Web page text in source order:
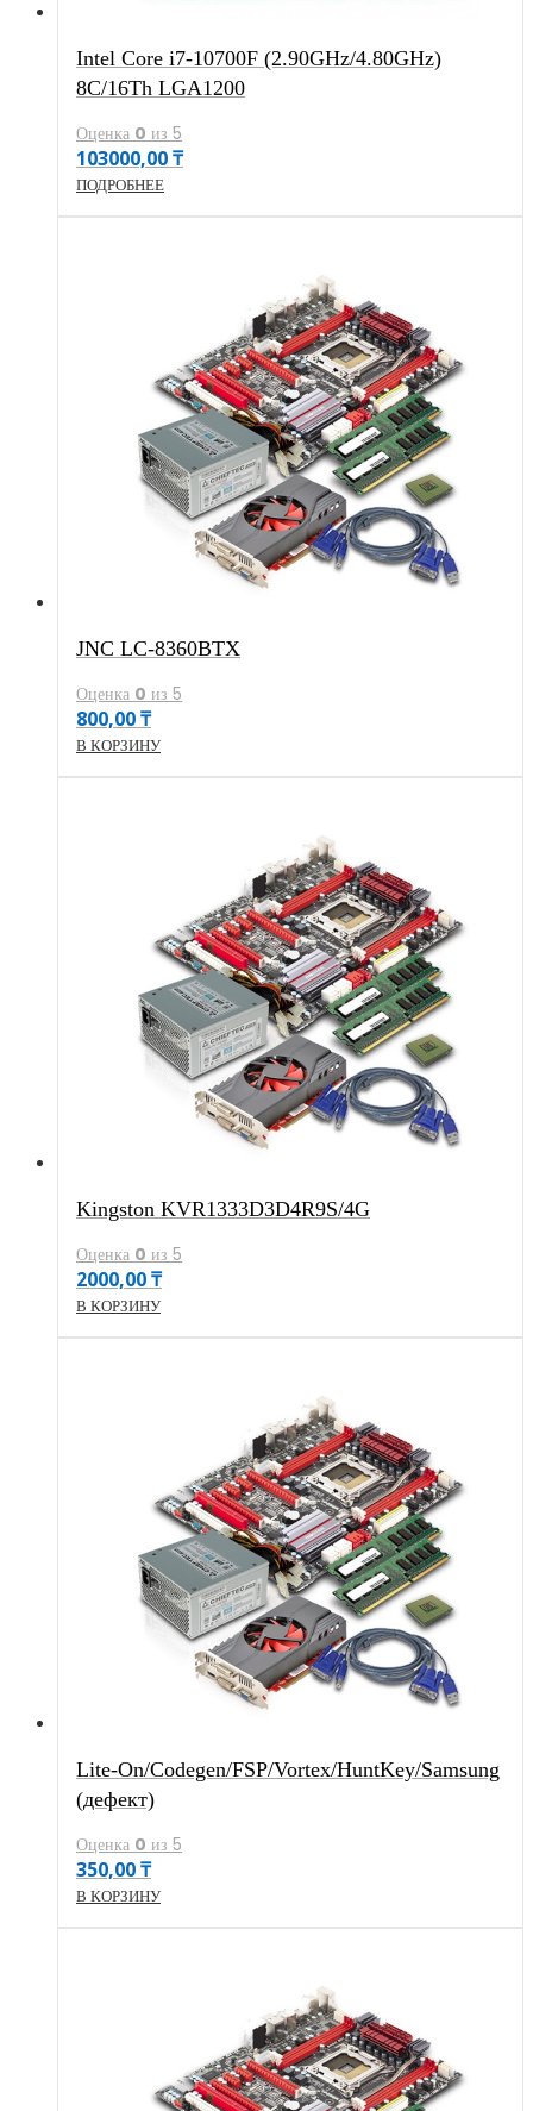
Intel Core i7-10700F (2.90GHz/4.80GHz)
8C/16Th LGA1200
Оценка 0 из 5
103000,00₸
ПОДРОБНЕЕ
JNC LC-8360BTX
Оценка 0 из 5
800,00₸
В КОРЗИНУ
Kingston KVR1333D3D4R9S/4G
Оценка 0 из 5
2000,00₸
В КОРЗИНУ
Lite-On/Codegen/FSP/Vortex/HuntKey/Samsung
(дефект)
Оценка 0 из 5
350,00₸
В КОРЗИНУ